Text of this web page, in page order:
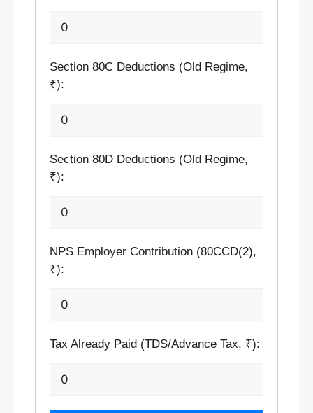
Section 80C Deductions (Old Regime,
₹):
Section 80D Deductions (Old Regime,
₹):
NPS Employer Contribution (80CCD(2),
₹):
Tax Already Paid (TDS/Advance Tax, ₹):